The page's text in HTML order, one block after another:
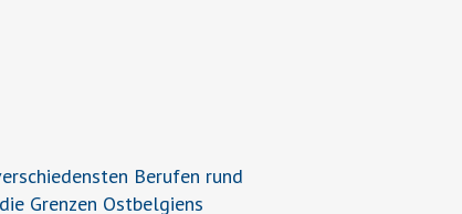
Berufen rund
Grenzen Ostbelgiens